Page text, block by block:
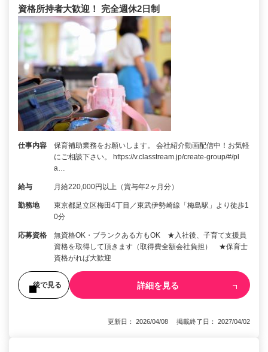
資格所持者大歓迎！ 完全週休2日制
仕事内容
保育補助業務をお願いします。 会社紹介動画配信中！お気軽
にご相談下さい。 https://v.classtream.jp/create-group/#/pl
a…
給与 月給220,000円以上（賞与年2ヶ月分）
勤務地
東京都足立区梅田4丁目／東武伊勢崎線「梅島駅」より徒歩1
0分
応募資格
無資格OK・ブランクある方もOK ★入社後、子育て支援員
資格を取得して頂きます（取得費全額会社負担） ★保育士
資格がれば大歓迎
後で見る 詳細を見る
更新日： 2026/04/08 掲載終了日： 2027/04/02